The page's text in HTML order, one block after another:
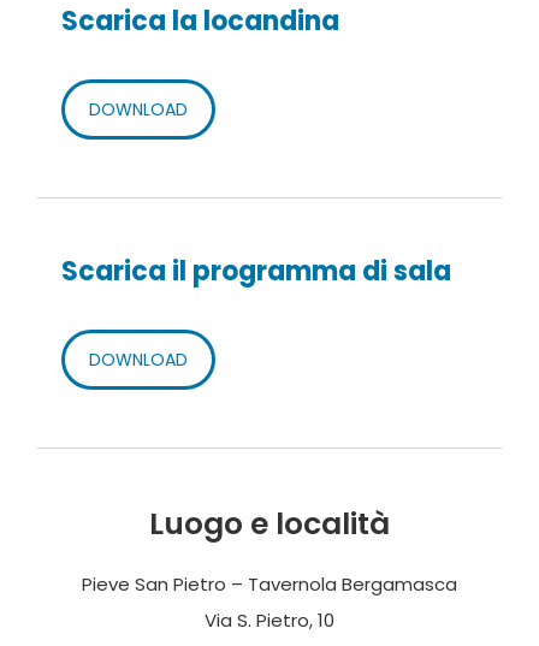
Scarica la locandina
DOWNLOAD
Scarica il programma di sala
DOWNLOAD
Luogo e località
Pieve San Pietro – Tavernola Bergamasca
Via S. Pietro, 10